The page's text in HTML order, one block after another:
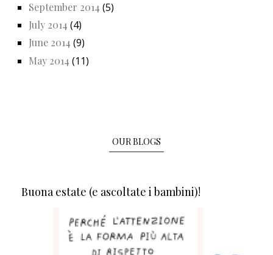
September 2014 (5)
July 2014 (4)
June 2014 (9)
May 2014 (11)
OUR BLOGS
Buona estate (e ascoltate i bambini)!